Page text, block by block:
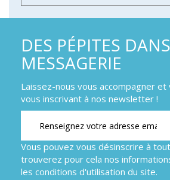
DES PÉPITES
MESSAGERIE
Laissez-nous vous accompagner et
vous inscrivant à nos newsletter !
Vous pouvez vous désinscrire à
trouverez pour cela nos
les conditions d'utilisation du site.